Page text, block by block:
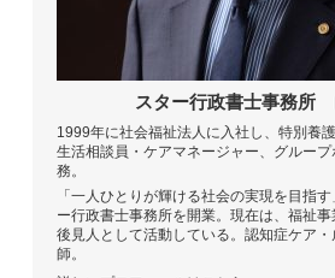
スター行政書士事務所
1999年に社会福祉法人に入社し、特別養
生活相談員・ケアマネージャー、グルー
務。
「一人ひとりが輝ける社会の実現を目指
ー行政書士事務所を開業。現在は、福祉
後見人として活動している。認知症ケア
師。